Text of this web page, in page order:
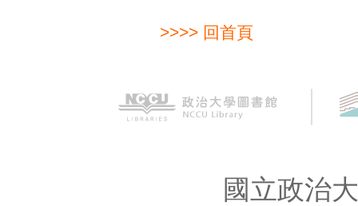
>>>> 回首頁
國立政治